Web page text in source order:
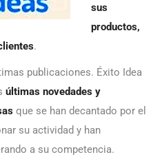
sus
productos,
.
publicaciones. Éxito Idea
últimas novedades y
que se han decantado por el
su actividad y han
a su competencia.